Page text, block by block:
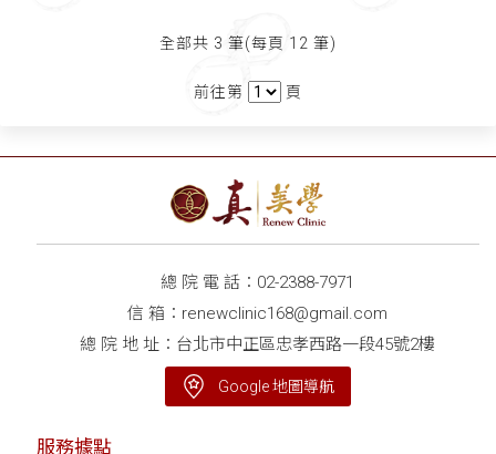
全部共 3 筆(每頁 12 筆)
前往第 頁
總 院 電 話： 02-2388-7971
信 箱： renewclinic168@gmail.com
總 院 地 址：台北市中正區忠孝西路一段45號2樓
Google 地圖導航
服務據點